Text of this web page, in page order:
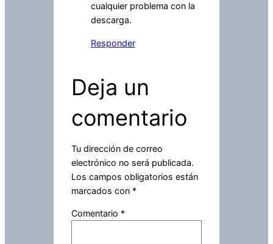
cualquier problema con la
descarga.
Responder
Deja un
comentario
Tu dirección de correo
electrónico no será publicada.
Los campos obligatorios están
marcados con *
Comentario *